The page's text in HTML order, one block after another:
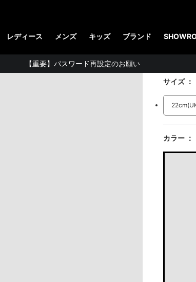
レディース メンズ キッズ ブランド
【重要】パスワード再設定のお願い
ドクターマーチン製品のコピー品にご注意ください。
26,400 円（
サイズ
22cm
カラー